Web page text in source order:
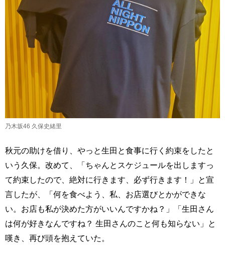
乃木坂46 久保史緒里
秋元の助けを借り、やっと生田と食事に行く約束をしたと
いう久保。改めて、「ちゃんとスケジュールを出しますっ
て約束したので、絶対に行きます、必ず行きます！」と宣
言したが、「何を食べよう、私、お店選びとかができな
い。お店も私が決めた方がいいんですかね？」「生田さん
は何が好きなんですね？ 生田さんのこと何も知らない」と
嘆き、再び頭を抱えていた。